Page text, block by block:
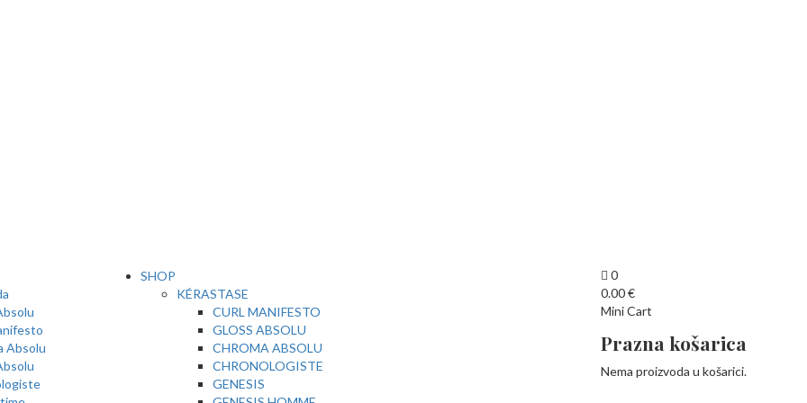
Absolu
SHOP
KÉRASTASE
CURL MANIFESTO
GLOSS ABSOLU
CHROMA ABSOLU
CHRONOLOGISTE
GENESIS
0
0.00€
Mini Cart
Prazna košarica
Nema proizvoda u košarici.